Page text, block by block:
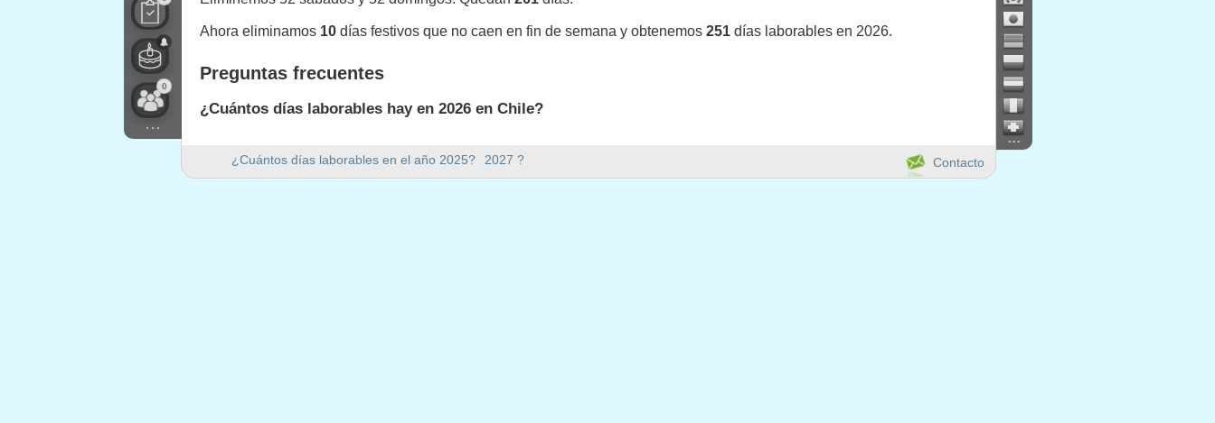
0
...
¿Cuántos días laborables en el año 2025? 2027 ?
...
Contacto
Ahora eliminamos 10 días festivos que no caen en fin de semana y obtenemos 251 días laborables en 2026.
Preguntas frecuentes
¿Cuántos días laborables hay en 2026 en Chile?
¿Cuántos días de fin de semana hay en 2026?